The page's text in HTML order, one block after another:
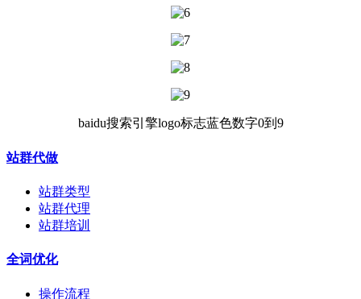
baidu搜索引擎logo标志蓝色数字0到9
站群代做
站群类型
站群代理
站群培训
全词优化
操作流程